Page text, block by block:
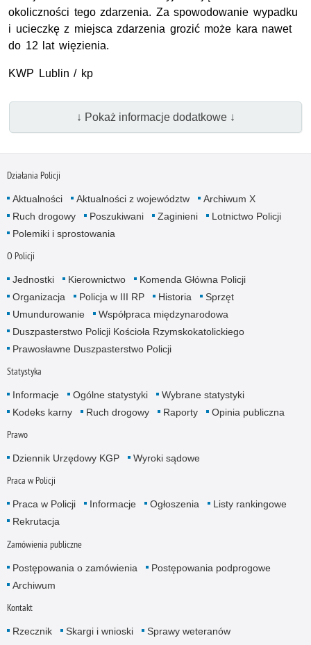
okoliczności tego zdarzenia. Za spowodowanie wypadku
i ucieczkę z miejsca zdarzenia grozić może kara nawet
do 12 lat więzienia.
KWP Lublin / kp
↓ Pokaż informacje dodatkowe ↓
Działania Policji
Aktualności Aktualności z województw
Archiwum X
Ruch drogowy
Poszukiwani Zaginieni
Lotnictwo Policji
Polemiki i sprostowania
O Policji
Jednostki Kierownictwo
Komenda Główna Policji
Organizacja
Policja w III RP Historia
Sprzęt
Umundurowanie
Współpraca międzynarodowa
Duszpasterstwo Policji Kościoła Rzymskokatolickiego
Prawosławne Duszpasterstwo Policji
Statystyka
Informacje Ogólne statystyki
Wybrane statystyki
Kodeks karny
Ruch drogowy Raporty Opinia publiczna
Prawo
Dziennik Urzędowy KGP Wyroki sądowe
Praca w Policji
Praca w Policji Informacje Ogłoszenia
Listy rankingowe
Rekrutacja
Zamówienia publiczne
Postępowania o zamówienia
Postępowania podprogowe
Archiwum
Kontakt
Rzecznik Skargi i wnioski Sprawy weteranów